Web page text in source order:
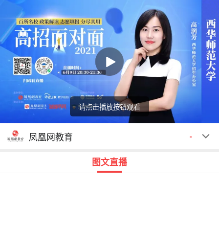
请点击播放按钮观看
回顾 00:00
凤凰网教育 -
图文直播